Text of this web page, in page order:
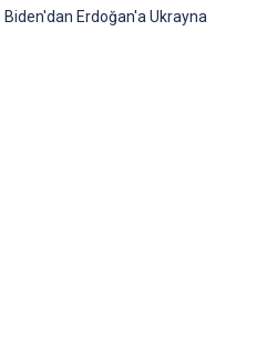
Biden'dan Erdoğan'a Ukrayna